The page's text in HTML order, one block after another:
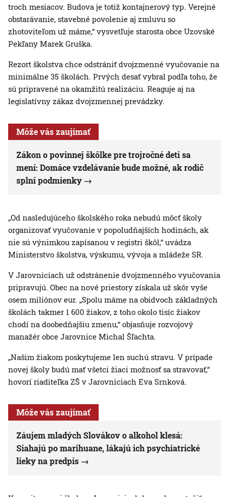
troch mesiacov. Budova je totiž kontajnerový typ. Verejné
obstarávanie, stavebné povolenie aj zmluvu so
zhotoviteľom už máme,“ vysvetľuje starosta obce Uzovské
Pekľany Marek Gruška.
Rezort školstva chce odstrániť dvojzmenné vyučovanie na
minimálne 35 školách. Prvých desať vybral podľa toho, že
sú pripravené na okamžitú realizáciu. Reaguje aj na
legislatívny zákaz dvojzmennej prevádzky.
Môže vás zaujímať
Zákon o povinnej škôlke pre trojročné deti sa
mení: Domáce vzdelávanie bude možné, ak rodič
splní podmienky
„Od nasledujúceho školského roka nebudú môcť školy
organizovať vyučovanie v popoludňajších hodinách, ak
nie sú výnimkou zapísanou v registri škôl,“ uvádza
Ministerstvo školstva, výskumu, vývoja a mládeže SR.
V Jarovniciach už odstránenie dvojzmenného vyučovania
pripravujú. Obec na nové priestory získala už skôr vyše
osem miliónov eur. „Spolu máme na obidvoch základných
školách takmer 1 600 žiakov, z toho okolo tisíc žiakov
chodí na doobedňajšiu zmenu,“ objasňuje rozvojový
manažér obce Jarovnice Michal Šľachta.
„Našim žiakom poskytujeme len suchú stravu. V prípade
novej školy budú mať všetci žiaci možnosť sa stravovať,“
hovorí riaditeľka ZŠ v Jarovniciach Eva Srnková.
Môže vás zaujímať
Záujem mladých Slovákov o alkohol klesá:
Siahajú po marihuane, lákajú ich psychiatrické
lieky na predpis